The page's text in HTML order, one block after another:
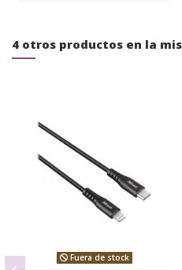
4 otros productos en la
Fuera de stock